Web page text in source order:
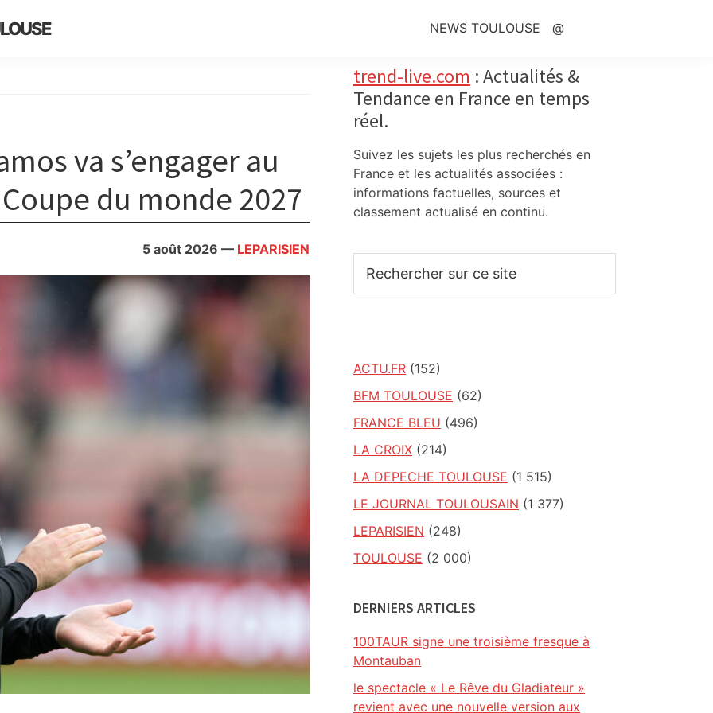
NEWS TOULOUSE @
va s’engager au
du monde 2027
5 août 2026 — LEPARISIEN
Primary
Sidebar
trend-live.com : Actualités &
Tendance en France en temps
réel.
Suivez les sujets les plus recherchés en
France et les actualités associées :
informations factuelles, sources et
classement actualisé en continu.
sur
ACTU.FR (152)
BFM TOULOUSE (62)
FRANCE BLEU (496)
LA CROIX (214)
LA DEPECHE TOULOUSE (1 515)
LE JOURNAL TOULOUSAIN (1 377)
LEPARISIEN (248)
TOULOUSE (2 000)
DERNIERS ARTICLES
100TAUR signe une troisième fresque à
Montauban
le spectacle « Le Rêve du Gladiateur »
revient avec une nouvelle version aux